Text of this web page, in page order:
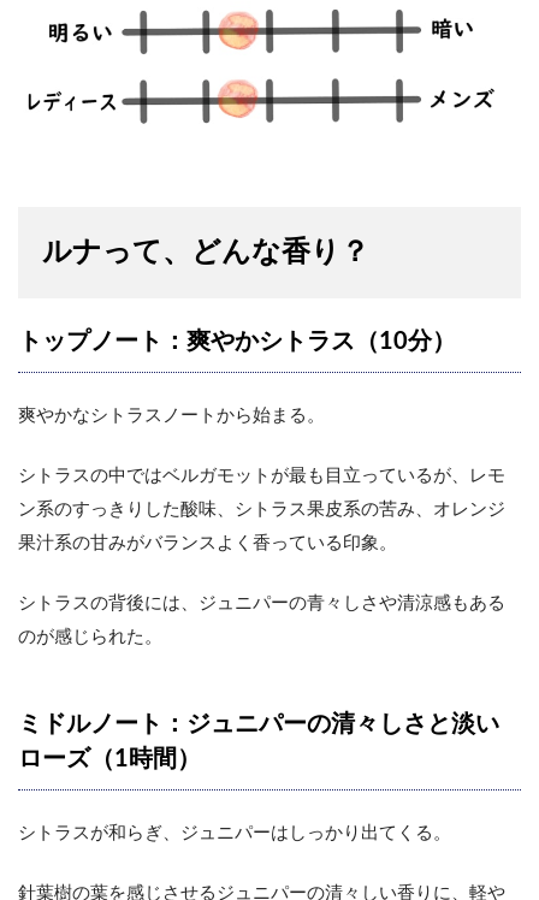
ルナって、どんな香り？
トップノート：爽やかシトラス（10分）
爽やかなシトラスノートから始まる。
シトラスの中ではベルガモットが最も目立っているが、レモ
ン系のすっきりした酸味、シトラス果皮系の苦み、オレンジ
果汁系の甘みがバランスよく香っている印象。
シトラスの背後には、ジュニパーの青々しさや清涼感もある
のが感じられた。
ミドルノート：ジュニパーの清々しさと淡い
ローズ（1時間）
シトラスが和らぎ、ジュニパーはしっかり出てくる。
針葉樹の葉を感じさせるジュニパーの清々しい香りに、軽や